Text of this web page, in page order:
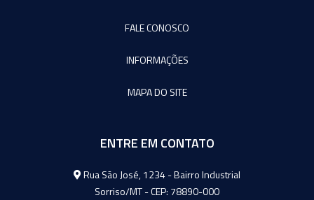
FALE CONOSCO
INFORMAÇÕES
MAPA DO SITE
ENTRE EM CONTATO
Agromeq
Rua São José, 1234 - Bairro Industrial
Sorriso/MT - CEP: 78890-000